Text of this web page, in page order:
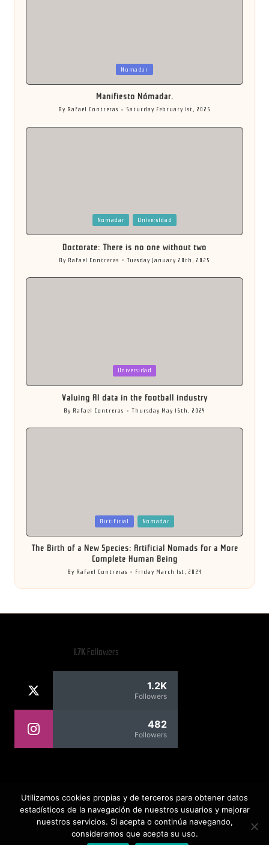
Nomadar
Manifiesto Nómadar.
Posted
By Rafael Contreras Saturday February 1st, 2025
Nomadar Universidad
Doctorate: There is no one without two
Posted
by
By Rafael Contreras Tuesday January 28th, 2025
Universidad
Valuing AI data in the football industry
Posted
by
By Rafael Contreras Thursday May 16th, 2024
Airtificial Nomadar
The Birth of a New Species: Artificial Nomads for a More
Complete Human Being
Posted
by
By Rafael Contreras Friday March 1st, 2024
1.7KFollowers
1.2K
Followers
482
Followers
Copyright 2026 — Todos los derechos reservados. Rafael
Utilizamos cookies propias y de terceros para obtener datos
estadísticos de la navegación de nuestros usuarios y mejorar
nuestros servicios. Si acepta o continúa navegando,
consideramos que acepta su uso.